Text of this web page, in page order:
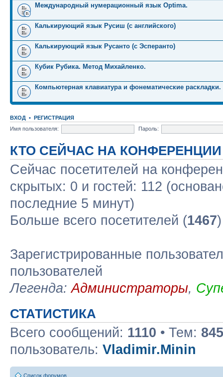
Международный нумерационный язык Optima.
Калькирующий язык Русиш (с английского)
Калькирующий язык Русанто (с Эсперанто)
Кубик Рубика. Метод Михайленко.
Компьютерная клавиатура и фонематические раскладки.
ВХОД • РЕГИСТРАЦИЯ
Имя пользователя:
Пароль:
КТО СЕЙЧАС НА КОНФЕРЕНЦИИ
Сейчас посетителей на
скрытых: 0 и гостей: 112
последние 5 минут)
Больше всего посетителей (1467
Зарегистрированные
пользователей
Легенда:Администраторы,
СТАТИСТИКА
Всего сообщений: 1110 • Тем: 845
пользователь: Vladimir.Minin
Список форумов